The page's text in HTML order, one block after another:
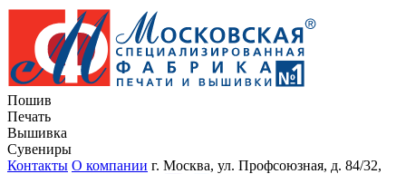
Пошив
Печать
Вышивка
Сувениры
Контакты О компании г. Москва, ул. Профсоюзная, д. 84/32,